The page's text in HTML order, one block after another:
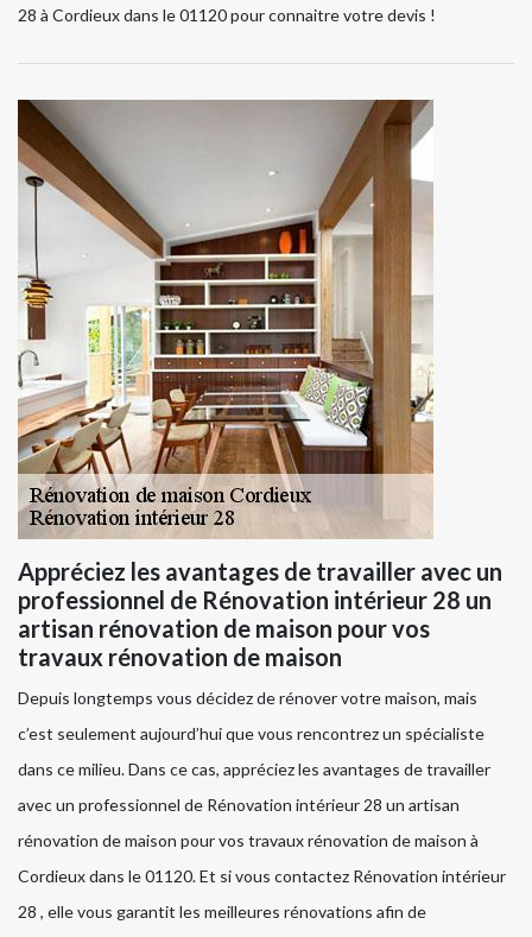
28 à Cordieux dans le 01120 pour connaitre votre devis !
Appréciez les avantages de travailler avec un
professionnel de Rénovation intérieur 28 un
artisan rénovation de maison pour vos
travaux rénovation de maison
Depuis longtemps vous décidez de rénover votre maison, mais
c’est seulement aujourd’hui que vous rencontrez un spécialiste
dans ce milieu. Dans ce cas, appréciez les avantages de travailler
avec un professionnel de Rénovation intérieur 28 un artisan
rénovation de maison pour vos travaux rénovation de maison à
Cordieux dans le 01120. Et si vous contactez Rénovation intérieur
28 , elle vous garantit les meilleures rénovations afin de